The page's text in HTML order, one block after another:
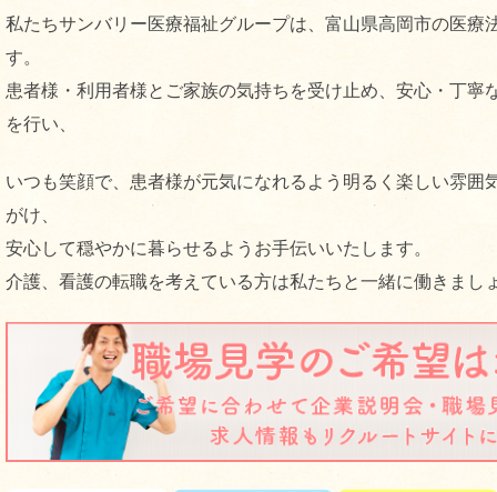
私たちサンバリー医療福祉グループは、富山県高岡市の医療
す。
患者様・利用者様とご家族の気持ちを受け止め、安心・丁寧
を行い、
いつも笑顔で、患者様が元気になれるよう明るく楽しい雰囲
がけ、
安心して穏やかに暮らせるようお手伝いいたします。
介護、看護の転職を考えている方は私たちと一緒に働きまし